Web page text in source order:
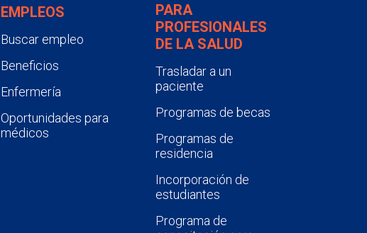
EMPLEOS
Buscar empleo
Beneficios
Enfermería
Oportunidades para
médicos
PARA
PROFESIONALES
DE LA SALUD
Trasladar a un
paciente
Programas de becas
Programas de
residencia
Incorporación de
estudiantes
Programa de